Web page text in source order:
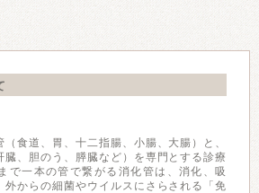
食道、胃、十二指腸、小腸、大腸）と、
、胆のう、膵臓など）を専門とする診療
で一本の管で繋がる消化管は、消化、吸
外からの細菌やウイルスにさらされる「免